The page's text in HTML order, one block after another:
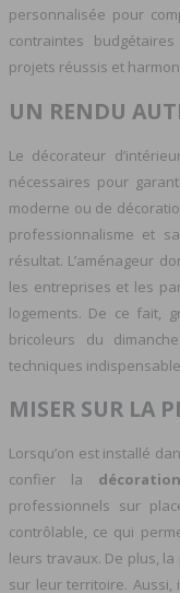
personnalisée pour
contraintes
projets réussis et
UN RENDU
Le décorateur
nécessaires pour
moderne ou de
professionnalisme et
résultat. L’aménageur
les entreprises et les
logements. De ce fait,
bricoleurs du
techniques
MISER SUR LA
Lorsqu’on est installé
confier la
professionnels sur
contrôlable, ce qui
leurs travaux. De plus,
sur leur territoire. Aussi,